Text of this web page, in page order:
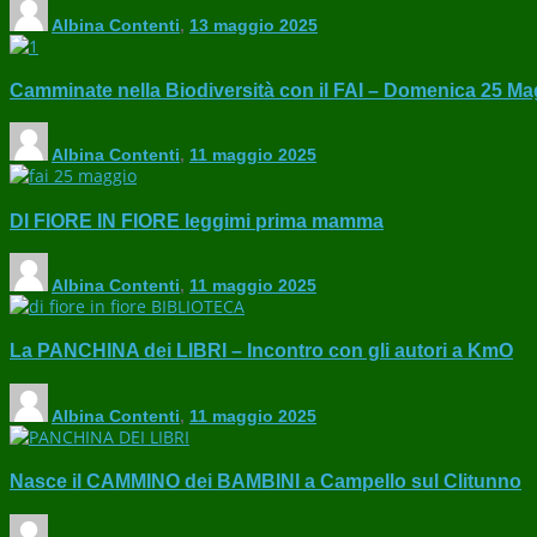
Albina Contenti, 13 maggio 2025
Camminate nella Biodiversità con il FAI – Domenica 25
Albina Contenti, 11 maggio 2025
DI FIORE IN FIORE leggimi prima mamma
Albina Contenti, 11 maggio 2025
La PANCHINA dei LIBRI – Incontro con gli autori a KmO
Albina Contenti, 11 maggio 2025
Nasce il CAMMINO dei BAMBINI a Campello sul Clitunno